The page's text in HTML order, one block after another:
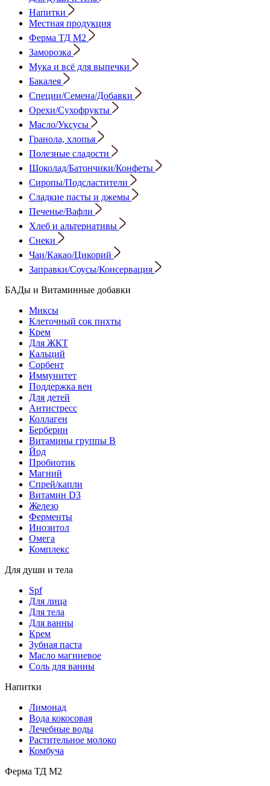
Напитки
Местная продукция
Ферма ТД М2
Заморозка
Мука и всё для выпечки
Бакалея
Специи/Семена/Добавки
Орехи/Сухофрукты
Масло/Уксусы
Гранола, хлопья
Полезные сладости
Шоколад/Батончики/Конфеты
Сиропы/Подсластители
Сладкие пасты и джемы
Печенье/Вафли
Хлеб и альтернативы
Снеки
Чаи/Какао/Цикорий
Заправки/Соусы/Консервация
БАДы и Витаминные добавки
Миксы
Клеточный сок пихты
Крем
Для ЖКТ
Кальций
Сорбент
Иммунитет
Поддержка вен
Для детей
Антистресс
Коллаген
Берберин
Витамины группы B
Йод
Пробиотик
Магний
Спрей/капли
Витамин D3
Железо
Ферменты
Инозитол
Омега
Комплекс
Для души и тела
Spf
Для лица
Для тела
Для ванны
Крем
Зубная паста
Масло магниевое
Соль для ванны
Напитки
Лимонад
Вода кокосовая
Лечебные воды
Растительное молоко
Комбуча
Ферма ТД М2